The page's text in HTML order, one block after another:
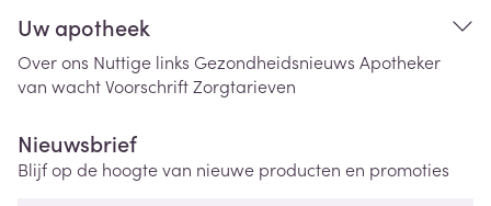
Uw apotheek
Over ons Nuttige links Gezondheidsnieuws Apotheker
van wachtVoorschriftZorgtarieven
Nieuwsbrief
Blijf op de hoogte van nieuwe producten en promoties